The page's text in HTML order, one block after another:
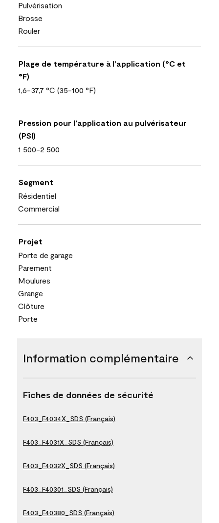
Pulvérisation
Brosse
Rouler
Plage de température à l’application (°C et
°F)
1,6-37,7 °C (35-100 °F)
Pression pour l’application au pulvérisateur
(PSI)
1 500-2 500
Segment
Résidentiel
Commercial
Projet
Porte de garage
Parement
Moulures
Grange
Clôture
Porte
Information complémentaire
Fiches de données de sécurité
F403_F4034X_SDS (Français)
F403_F4031X_SDS (Français)
F403_F4032X_SDS (Français)
F403_F40301_SDS (Français)
F403_F40380_SDS (Français)